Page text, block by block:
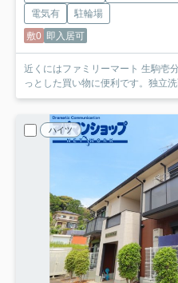
電気有
駐輪場
敷0 即入居可
近くにはファミリーマート 生駒壱
っとした買い物に便利です。独立
ハイツ